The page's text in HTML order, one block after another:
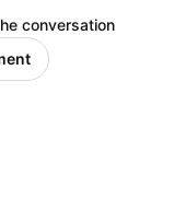
the conversation.